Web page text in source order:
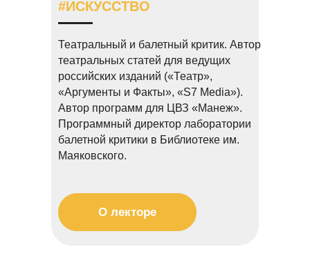
#ИСКУССТВО
Театральный и балетный критик. Автор
театральных статей для ведущих
российских изданий («Театр»,
«Аргументы и Факты», «S7 Media»).
Автор программ для ЦВЗ «Манеж».
Программный директор лаборатории
балетной критики в Библиотеке им.
Маяковского.
О лекторе